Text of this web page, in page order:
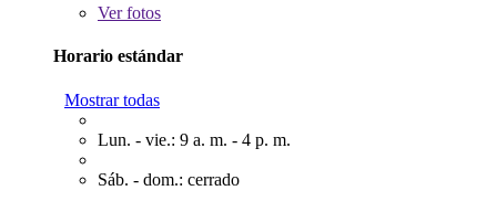
Verfotos
Horario estándar
Mostrar todas
Lun. - vie.: 9 a. m. - 4 p. m.
Sáb. - dom.: cerrado